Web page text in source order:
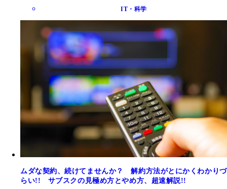
IT・科学
ムダな契約、続けてませんか？ 解約方法がとにかくわかりづ
らい!! サブスクの見極め方とやめ方、超速解説!!